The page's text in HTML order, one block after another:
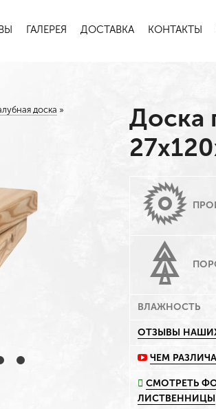
ГАЛЕРЕЯ ДОСТАВКА КОНТАКТЫ
доска »
Доска
ВЛАЖНОСТЬ
ОТЗЫВЫ
ЧЕМ
СМОТРЕТЬ
ЛИСТВЕННИЦЫ